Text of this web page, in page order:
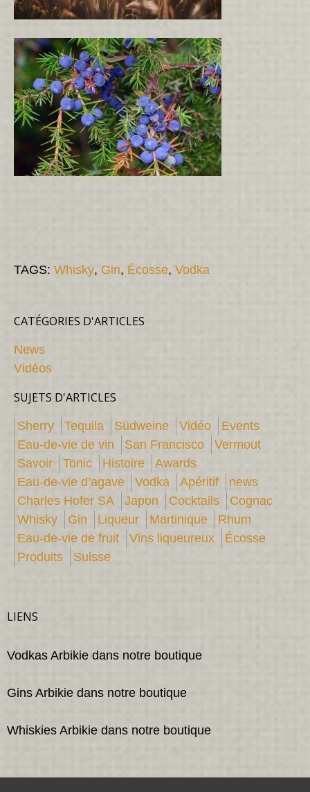
TAGS: Whisky, Gin, Écosse, Vodka
CATÉGORIES D'ARTICLES
News
Vidéos
SUJETS D'ARTICLES
Sherry Tequila Südweine Vidéo
Events
Eau-de-vie de vin
San Francisco
Vermout
Savoir
Tonic Histoire
Awards
Eau-de-vie d’agave
Vodka Apéritif
news
Charles Hofer SA
Japon Cocktails
Cognac
Whisky
Gin Liqueur Martinique
Rhum
Eau-de-vie de fruit
Vins liqueureux
Écosse
Produits
Suisse
LIENS
Vodkas Arbikie dans notre boutique
Gins Arbikie dans notre boutique
Whiskies Arbikie dans notre boutique